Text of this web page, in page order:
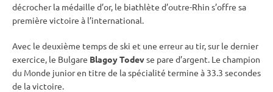
décrocher la médaille d’or, le biathlète d’outre-Rhin s’offre sa
première victoire à l’international.
Avec le deuxième temps de ski et une erreur au tir, sur le dernier
exercice, le Bulgare Blagoy Todevse pare d’argent. Le champion
du Monde junior en titre de la spécialité termine à 33.3 secondes
de la victoire.